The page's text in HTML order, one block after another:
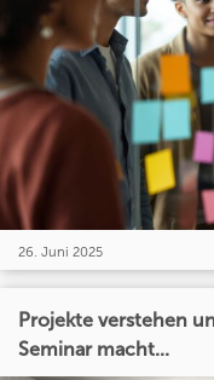
26. Juni 2025
Projekte verstehen
Seminar macht...